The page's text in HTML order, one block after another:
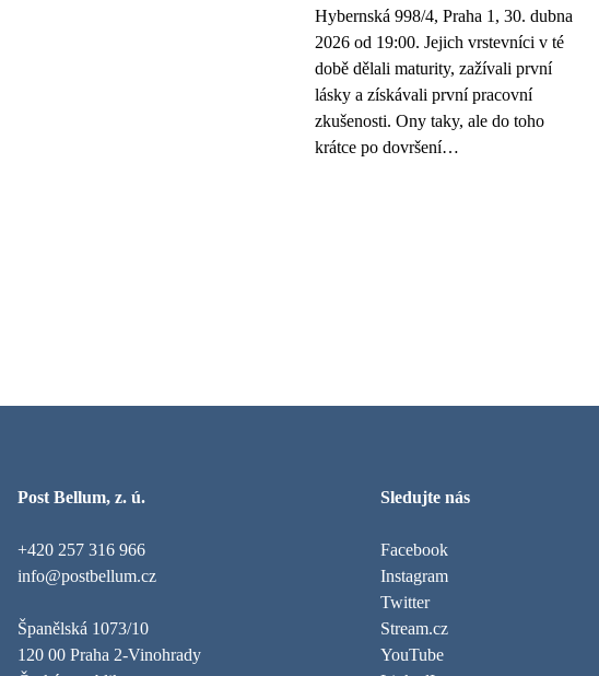
Hybernská 998/4, Praha 1, 30. dubna
2026 od 19:00. Jejich vrstevníci v té
době dělali maturity, zažívali první
lásky a získávali první pracovní
zkušenosti. Ony taky, ale do toho
krátce po dovršení…
Post Bellum, z. ú.
+420 257 316 966
info@postbellum.cz
Španělská 1073/10
120 00 Praha 2-Vinohrady
Sledujte nás
Facebook
Instagram
Twitter
Stream.cz
YouTube